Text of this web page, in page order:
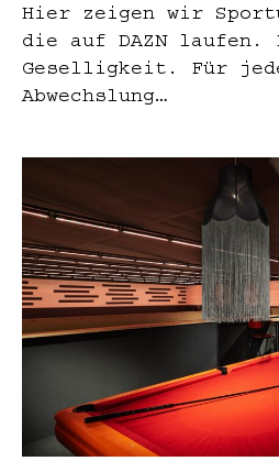
Hier zeigen wir
die auf DAZN laufen.
Geselligkeit. Für jede
Abwechslung…